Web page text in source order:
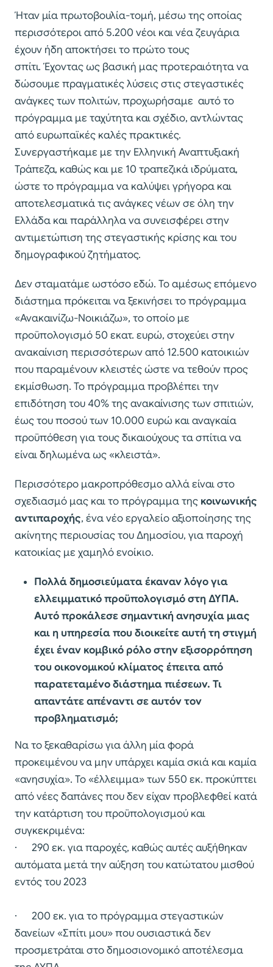
Ήταν μία πρωτοβουλία-τομή, μέσω της οποίας
περισσότεροι από 5.200 νέοι και νέα ζευγάρια
έχουν ήδη αποκτήσει το πρώτο τους
σπίτι. Έχοντας ως βασική μας προτεραιότητα να
δώσουμε πραγματικές λύσεις στις στεγαστικές
ανάγκες των πολιτών, προχωρήσαμε αυτό το
πρόγραμμα με ταχύτητα και σχέδιο, αντλώντας
από ευρωπαϊκές καλές πρακτικές.
Συνεργαστήκαμε με την Ελληνική Αναπτυξιακή
Τράπεζα, καθώς και με 10 τραπεζικά ιδρύματα,
ώστε το πρόγραμμα να καλύψει γρήγορα και
αποτελεσματικά τις ανάγκες νέων σε όλη την
Ελλάδα και παράλληλα να συνεισφέρει στην
αντιμετώπιση της στεγαστικής κρίσης και του
δημογραφικού ζητήματος.
Δεν σταματάμε ωστόσο εδώ. Το αμέσως επόμενο
διάστημα πρόκειται να ξεκινήσει το πρόγραμμα
«Ανακαινίζω-Νοικιάζω», το οποίο με
προϋπολογισμό 50 εκατ. ευρώ, στοχεύει στην
ανακαίνιση περισσότερων από 12.500 κατοικιών
που παραμένουν κλειστές ώστε να τεθούν προς
εκμίσθωση. Το πρόγραμμα προβλέπει την
επιδότηση του 40% της ανακαίνισης των σπιτιών,
έως του ποσού των 10.000 ευρώ και αναγκαία
προϋπόθεση για τους δικαιούχους τα σπίτια να
είναι δηλωμένα ως «κλειστά».
Περισσότερο μακροπρόθεσμο αλλά είναι στο
σχεδιασμό μας και το πρόγραμμα της κοινωνικής
αντιπαροχής, ένα νέο εργαλείο αξιοποίησης της
ακίνητης περιουσίας του Δημοσίου, για παροχή
κατοικίας µε χαμηλό ενοίκιο.
Πολλά δημοσιεύματα έκαναν λόγο για
ελλειμματικό προϋπολογισμό στη ΔΥΠΑ.
Αυτό προκάλεσε σημαντική ανησυχία μιας
και η υπηρεσία που διοικείτε αυτή τη στιγμή
έχει έναν κομβικό ρόλο στην εξισορρόπηση
του οικονομικού κλίματος έπειτα από
παρατεταμένο διάστημα πιέσεων. Τι
απαντάτε απέναντι σε αυτόν τον
προβληματισμό;
Να το ξεκαθαρίσω για άλλη μία φορά
προκειμένου να μην υπάρχει καμία σκιά και καμία
«ανησυχία». Το «έλλειμμα» των 550 εκ. προκύπτει
από νέες δαπάνες που δεν είχαν προβλεφθεί κατά
την κατάρτιση του προϋπολογισμού και
συγκεκριμένα:
· 290 εκ. για παροχές, καθώς αυτές αυξήθηκαν
αυτόματα μετά την αύξηση του κατώτατου μισθού
εντός του 2023
· 200 εκ. για το πρόγραμμα στεγαστικών
δανείων «Σπίτι μου» που ουσιαστικά δεν
προσμετράται στο δημοσιονομικό αποτέλεσμα